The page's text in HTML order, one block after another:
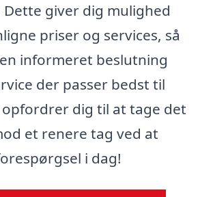
giver dig mulighed
priser og services, så
informeret beslutning
der passer bedst til
opfordrer dig til at tage det
et renere tag ved at
i dag!